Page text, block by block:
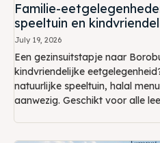
Familie-
speeltuin en
July 19, 2026
Een gezinsuitstapje naar
kindvriendelijke
natuurlijke speeltuin, halal
aanwezig. Geschikt voor alle